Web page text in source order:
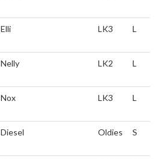
Elli LK3 L
Nelly LK2 L
Nox LK3 L
Diesel Oldies S